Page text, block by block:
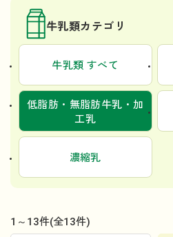
牛乳類カテゴリ
牛乳類 すべて
低脂肪・無脂肪牛乳・加
工乳
濃縮乳
1～13件(全13件)